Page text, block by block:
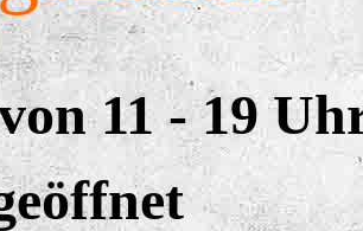
11 - 19